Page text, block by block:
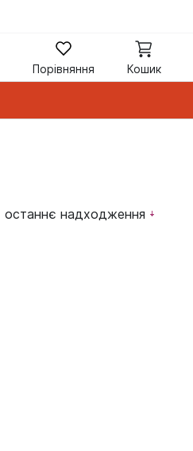
Порівняння Кошик
останнє надходження